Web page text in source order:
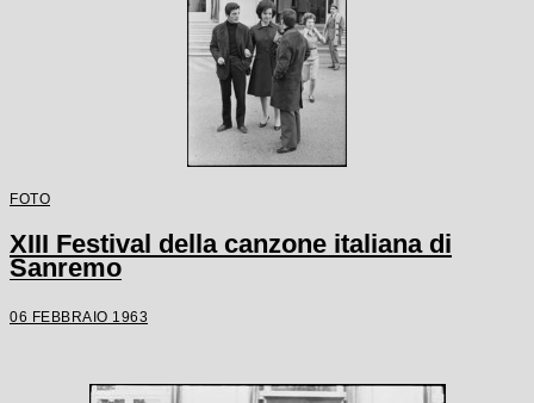
FOTO
XIII Festival della canzone italiana di
Sanremo
06 FEBBRAIO 1963